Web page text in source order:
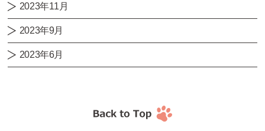
2023年11月
2023年9月
2023年6月